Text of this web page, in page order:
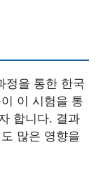
정을 통한 한국
이 시험을 통
합니다. 결과
많은 영향을